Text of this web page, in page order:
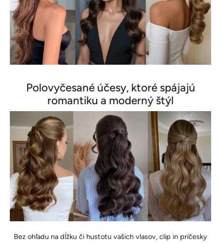
Polovyčesané účesy, ktoré spájajú
romantiku a moderný štýl
Bez ohľadu na dĺžku či hustotu vašich vlasov, clip in príčesky